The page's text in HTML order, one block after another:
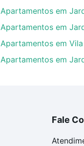
Apartamentos em
Apartamentos em
Apartamentos em
Apartamentos em
Fale